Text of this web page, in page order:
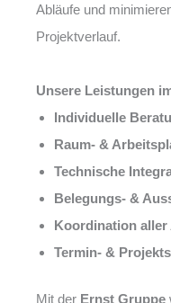
Abläufe und
Projektverlauf.
Unsere Leistungen
Individuelle
Raum- &
Technische
Belegungs- &
Koordination aller
Termin- &
Mit der Ernst Gruppe